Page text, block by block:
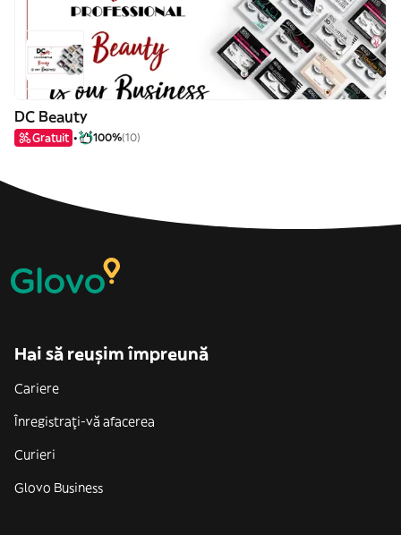
DC Beauty
Gratuit 100%(10)
Hai să reușim împreună
Cariere
Înregistrați-vă afacerea
Curieri
Glovo Business